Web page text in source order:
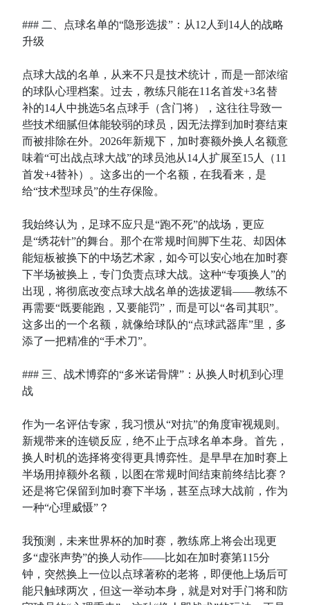
### 二、点球名单的“隐形选拔”：从12人到14人的战略
升级
点球大战的名单，从来不只是技术统计，而是一部浓缩
的球队心理档案。过去，教练只能在11名首发+3名替
补的14人中挑选5名点球手（含门将），这往往导致一
些技术细腻但体能较弱的球员，因无法撑到加时赛结束
而被排除在外。2026年新规下，加时赛额外换人名额意
味着“可出战点球大战”的球员池从14人扩展至15人（11
首发+4替补）。这多出的一个名额，在我看来，是
给“技术型球员”的生存保险。
我始终认为，足球不应只是“跑不死”的战场，更应
是“绣花针”的舞台。那个在常规时间脚下生花、却因体
能短板被换下的中场艺术家，如今可以安心地在加时赛
下半场被换上，专门负责点球大战。这种“专项换人”的
出现，将彻底改变点球大战名单的选拔逻辑——教练不
再需要“既要能跑，又要能罚”，而是可以“各司其职”。
这多出的一个名额，就像给球队的“点球武器库”里，多
添了一把精准的“手术刀”。
### 三、战术博弈的“多米诺骨牌”：从换人时机到心理
战
作为一名评估专家，我习惯从“对抗”的角度审视规则。
新规带来的连锁反应，绝不止于点球名单本身。首先，
换人时机的选择将变得更具博弈性。是早早在加时赛上
半场用掉额外名额，以图在常规时间结束前终结比赛？
还是将它保留到加时赛下半场，甚至点球大战前，作为
一种“心理威慑”？
我预测，未来世界杯的加时赛，教练席上将会出现更
多“虚张声势”的换人动作——比如在加时赛第115分
钟，突然换上一位以点球著称的老将，即便他上场后可
能只触球两次，但这一举动本身，就是对对手门将和防